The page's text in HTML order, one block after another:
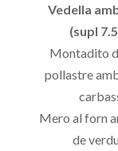
Vedella
(supl
Montadito
pollastre
Mero al forn
de